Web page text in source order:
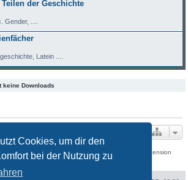
Cookies, um dir den
bei der Nutzung zu
der Geschichte
Gender, ....
Latein ....
keine Downloads
Hotschi, Demolition Fabi, OXPUS
• Download Extension
Deutsch © by OXPUS